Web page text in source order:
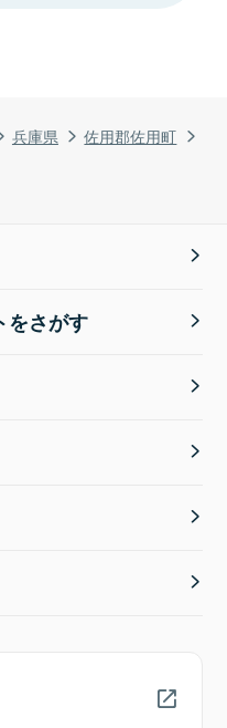
兵庫県
佐用郡佐用町
をさがす